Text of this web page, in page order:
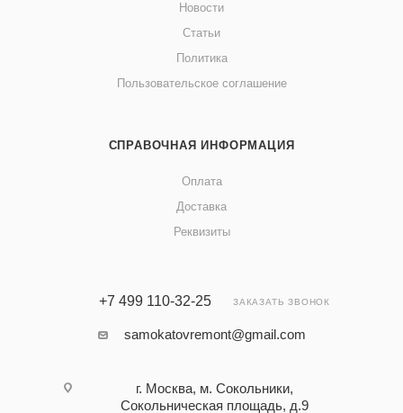
Новости
Статьи
Политика
Пользовательское соглашение
СПРАВОЧНАЯ ИНФОРМАЦИЯ
Оплата
Доставка
Реквизиты
+7 499 110-32-25 ЗАКАЗАТЬ ЗВОНОК
samokatovremont@gmail.com
г. Москва, м. Сокольники,
Сокольническая площадь, д.9